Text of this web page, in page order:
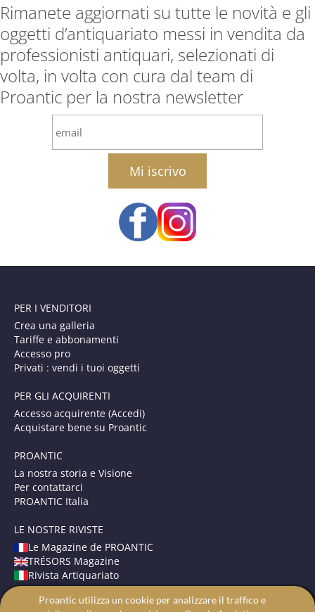
Rimanete aggiornati su tutte le novità e gli
oggetti d’antiquariato messi in vendita da
professionisti antiquari, selezionati di
volta, in volta con cura dal team di
Proantic per la nostra newsletter
email
PER I VENDITORI
Crea una galleria
Tariffe e abbonamenti
Accesso pro
Privati : vendi i tuoi oggetti
PER GLI ACQUIRENTI
Accesso acquirente (Accedi)
Acquistare bene su Proantic
PROANTIC
La nostra storia e Visione
Per contattarci
PROANTIC Italia
LE NOSTRE RIVISTE
Le Magazine de PROANTIC
TRÉSORS Magazine
Rivista Artiquariato
TERMINI E CONDIZIONI
Proantic utilizza un cookie per analizzare il traffico e